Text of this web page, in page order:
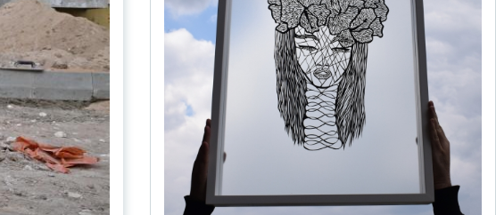
alinapapercut.com
Ръчно изрязани картини